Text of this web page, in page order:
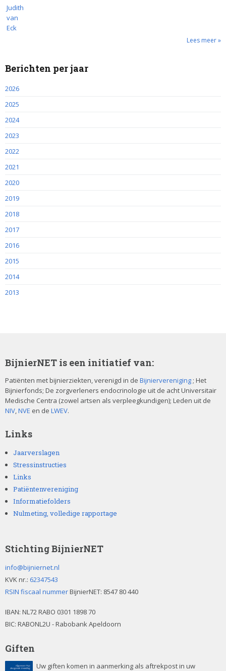
Lees meer »
Berichten per jaar
2026
2025
2024
2023
2022
2021
2020
2019
2018
2017
2016
2015
2014
2013
BijnierNET is een initiatief van:
Patiënten met bijnierziekten, verenigd in de Bijniervereniging ; Het
Bijnierfonds; De zorgverleners endocrinologie uit de acht Universitair
Medische Centra (zowel artsen als verpleegkundigen); Leden uit de
NIV,NVE en de LWEV.
Links
Jaarverslagen
Stressinstructies
Links
Patiëntenvereniging
Informatiefolders
Nulmeting, volledige rapportage
Stichting BijnierNET
info@bijniernet.nl
KVK nr.: 62347543
RSIN fiscaal nummerBijnierNET: 8547 80 440
IBAN: NL72 RABO 0301 1898 70
BIC: RABONL2U - Rabobank Apeldoorn
Giften
Uw giften komen in aanmerking als aftrekpost in uw